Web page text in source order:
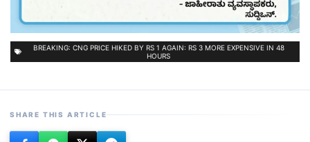
BREAKING: CNG PRICE HIKED BY RS 1 AGAIN: RS 3 MORE EXPENSIVE IN 48
HOURS
SHARE THIS ARTICLE